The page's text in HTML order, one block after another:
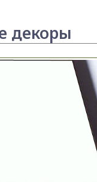
декоры